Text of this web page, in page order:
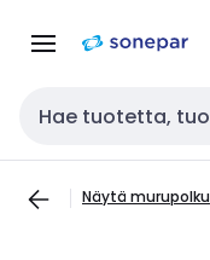
navigointiinsisältöön
Haku
Näytä murupolku